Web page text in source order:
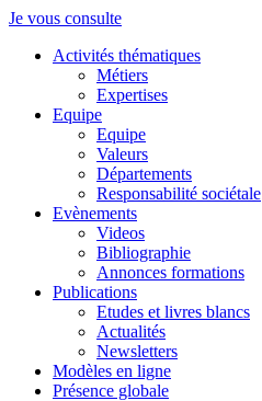
Je vous consulte
Activités thématiques
Métiers
Expertises
Equipe
Equipe
Valeurs
Départements
Responsabilité sociétale
Evènements
Videos
Bibliographie
Annonces formations
Publications
Etudes et livres blancs
Actualités
Newsletters
Modèles en ligne
Présence globale